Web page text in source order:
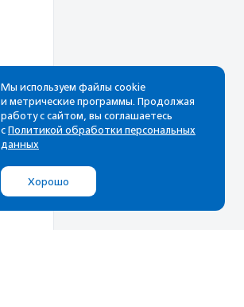
Рассылка
Cамые свежие новости,
почтовом ящике
Мы используем файлы cookie
и метрические программы. Продолжая
работу с сайтом, вы соглашаетесь
с Политикой обработки персональных
данных
Хорошо